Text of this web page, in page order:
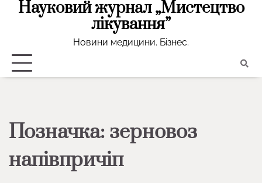
ПерейтиНауковий журнал „Мистецтво
лікування”
Новини медицини. Бізнес.
Позначка: зерновоз
напівпричіп